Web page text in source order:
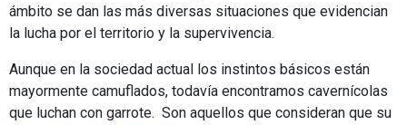
ámbito se dan las más diversas situaciones que evidencian
la lucha por el territorio y la supervivencia.
Aunque en la sociedad actual los instintos básicos están
mayormente camuflados, todavía encontramos cavernícolas
que luchan con garrote. Son aquellos que consideran que su